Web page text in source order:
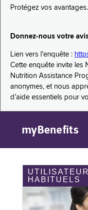
Protégez vos
Donnez-nous votre
Lien vers l’enquête :
Cette enquête invite les
Nutrition Assistance
anonymes, et nous
d’aide essentiels pour
myBenefits
HABITUELS